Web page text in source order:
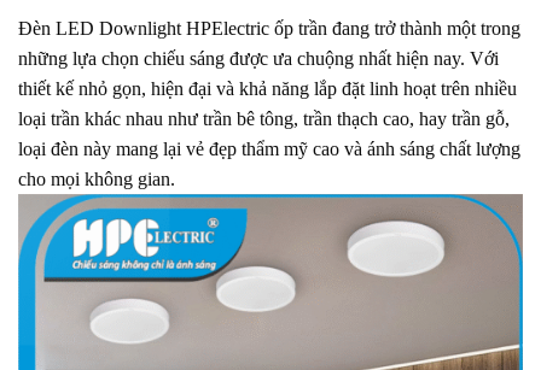
Đèn LED Downlight HPElectric ốp trần đang trở thành một trong
những lựa chọn chiếu sáng được ưa chuộng nhất hiện nay. Với
thiết kế nhỏ gọn, hiện đại và khả năng lắp đặt linh hoạt trên nhiều
loại trần khác nhau như trần bê tông, trần thạch cao, hay trần gỗ,
loại đèn này mang lại vẻ đẹp thẩm mỹ cao và ánh sáng chất lượng
cho mọi không gian.